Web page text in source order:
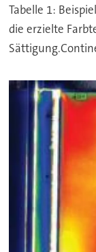
Tabelle 1:
die erzielte